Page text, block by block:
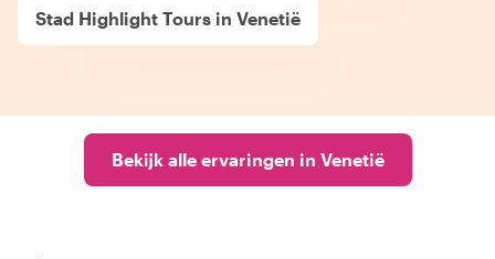
Stad Highlight Tours in Venetië
Bekijk alle ervaringen in Venetië